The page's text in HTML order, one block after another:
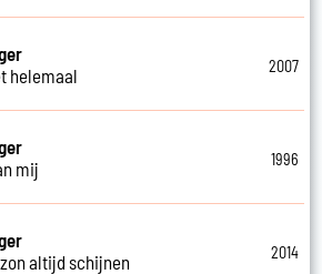
helemaal
2007
mij
1996
altijd schijnen
2014